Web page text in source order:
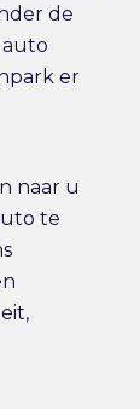
de
er
naar u
te